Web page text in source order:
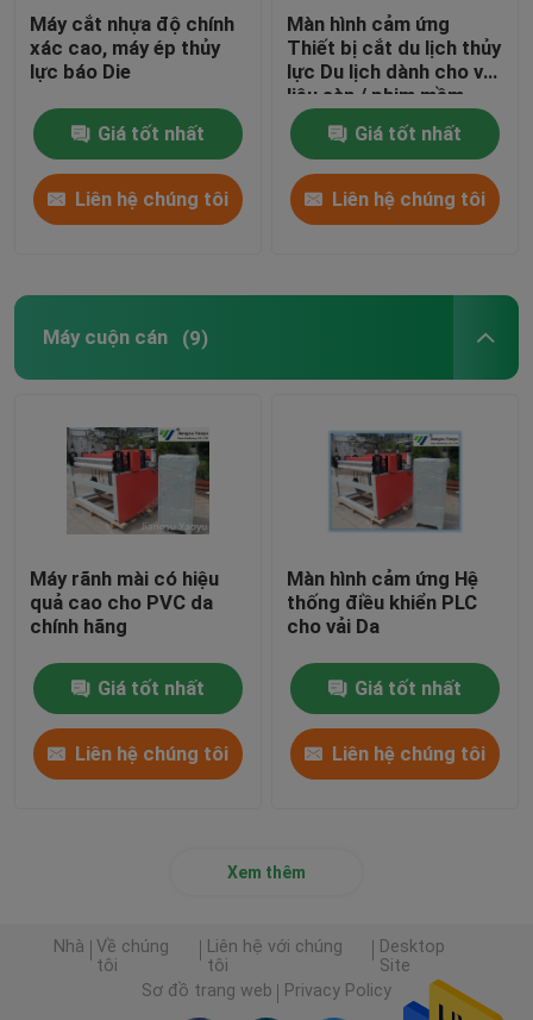
Máy cắt nhựa độ chính
xác cao, máy ép thủy
lực báo Die
Giá tốt nhất
Liên hệ chúng tôi
Màn hình cảm ứng
Thiết bị cắt du lịch thủy
lực Du lịch dành cho vật
liệu sàn / phim mềm
Giá tốt nhất
Liên hệ chúng tôi
Máy cuộn cán (9)
Máy rãnh mài có hiệu
quả cao cho PVC da
chính hãng
Giá tốt nhất
Liên hệ chúng tôi
Màn hình cảm ứng Hệ
thống điều khiển PLC
cho vải Da
Giá tốt nhất
Liên hệ chúng tôi
Xem thêm
Nhà
Về chúng
tôi
Liên hệ với chúng
tôi
Desktop
Site
Sơ đồ trang web
Privacy Policy